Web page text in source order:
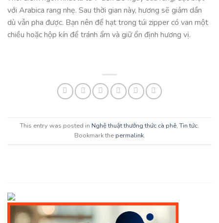
với Arabica rang nhẹ. Sau thời gian này, hương sẽ giảm dần
dù vẫn pha được. Bạn nên để hạt trong túi zipper có van một
chiều hoặc hộp kín để tránh ẩm và giữ ổn định hương vị.
This entry was posted in Nghệ thuật thưởng thức cà phê,Tin tức.
Bookmark the permalink.